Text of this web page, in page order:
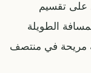
تساعد على تقسيم
الطويلة
مريحة في منتصف